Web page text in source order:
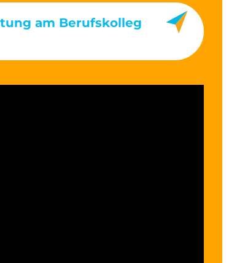
am Berufskolleg